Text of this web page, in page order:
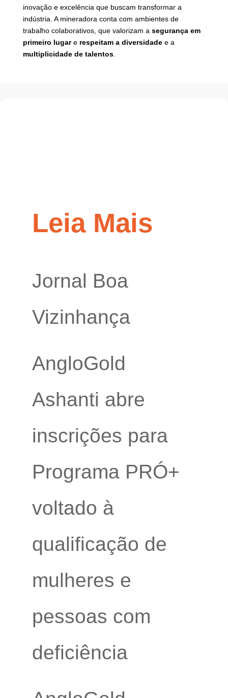
inovação e excelência que buscam transformar a
indústria. A mineradora conta com ambientes de
trabalho colaborativos, que valorizam a segurança em
primeiro lugare respeitam a diversidadee a
multiplicidade de talentos.
Leia Mais
Jornal Boa
Vizinhança
AngloGold
Ashanti abre
inscrições para
Programa PRÓ+
voltado à
qualificação de
mulheres e
pessoas com
deficiência